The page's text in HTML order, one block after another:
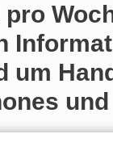
pro
um